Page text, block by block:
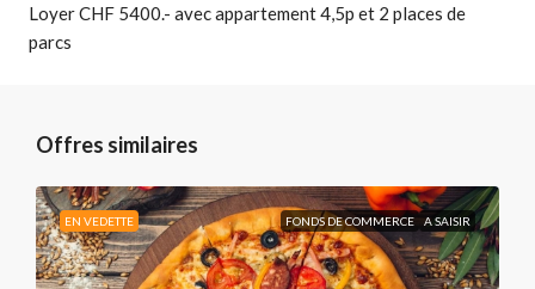
Loyer CHF 5400.- avec appartement 4,5p et 2 places de
parcs
Offres similaires
EN VEDETTE FONDS DE COMMERCE A SAISIR